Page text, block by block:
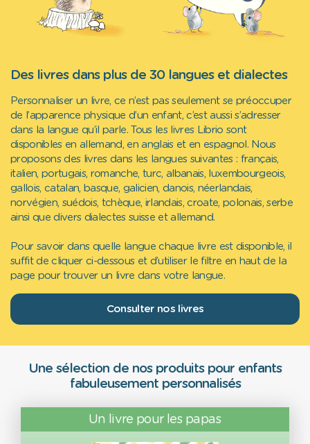
Des livres dans plus de 30 langues et dialectes
Personnaliser un livre, ce n’est pas seulement se préoccuper
de l’apparence physique d’un enfant, c’est aussi s’adresser
dans la langue qu’il parle. Tous les livres Librio sont
disponibles en allemand, en anglais et en espagnol. Nous
proposons des livres dans les langues suivantes : français,
italien, portugais, romanche, turc, albanais, luxembourgeois,
gallois, catalan, basque, galicien, danois, néerlandais,
norvégien, suédois, tchèque, irlandais, croate, polonais, serbe
ainsi que divers dialectes suisse et allemand.
Pour savoir dans quelle langue chaque livre est disponible, il
suffit de cliquer ci-dessous et d’utiliser le filtre en haut de la
page pour trouver un livre dans votre langue.
Consulter nos livres
Une sélection de nos produits pour enfants
fabuleusement personnalisés
Un livre pour les papas